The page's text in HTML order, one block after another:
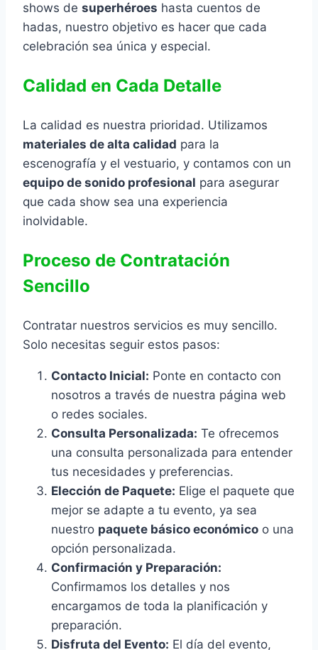
shows de superhéroes hasta cuentos de
hadas, nuestro objetivo es hacer que cada
celebración sea única y especial.
Calidad en Cada Detalle
La calidad es nuestra prioridad. Utilizamos
materiales de alta calidad para la
escenografía y el vestuario, y contamos con un
equipo de sonido profesional para asegurar
que cada show sea una experiencia
inolvidable.
Proceso de Contratación
Sencillo
Contratar nuestros servicios es muy sencillo.
Solo necesitas seguir estos pasos:
Contacto Inicial: Ponte en contacto con
nosotros a través de nuestra página web
o redes sociales.
Consulta Personalizada: Te ofrecemos
una consulta personalizada para entender
tus necesidades y preferencias.
Elección de Paquete: Elige el paquete que
mejor se adapte a tu evento, ya sea
nuestro paquete básico económico o una
opción personalizada.
Confirmación y Preparación:
Confirmamos los detalles y nos
encargamos de toda la planificación y
preparación.
Disfruta del Evento: El día del evento,